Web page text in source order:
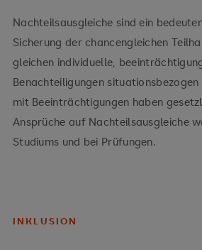
Nachteilsausgleiche sind ein
Sicherung der chancengleichen
gleichen individuelle,
Benachteiligungen
mit Beeinträchtigungen haben
Ansprüche auf Nachteilsausgleiche
Studiums und bei Prüfungen.
INKLUSION